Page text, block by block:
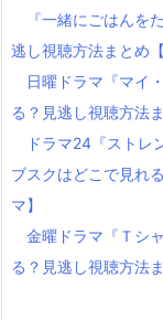
『一緒にごはんを
逃し視聴方法まとめ
日曜ドラマ『マイ
る？見逃し視聴方法
ドラマ24『ストレ
ブスクはどこで見れ
マ】
金曜ドラマ『Ｔシ
る？見逃し視聴方法